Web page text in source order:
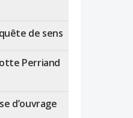
de sens
Perriand
d’ouvrage